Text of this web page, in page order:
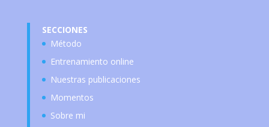
SECCIONES
Método
Entrenamiento online
Nuestras publicaciones
Momentos
Sobre mi